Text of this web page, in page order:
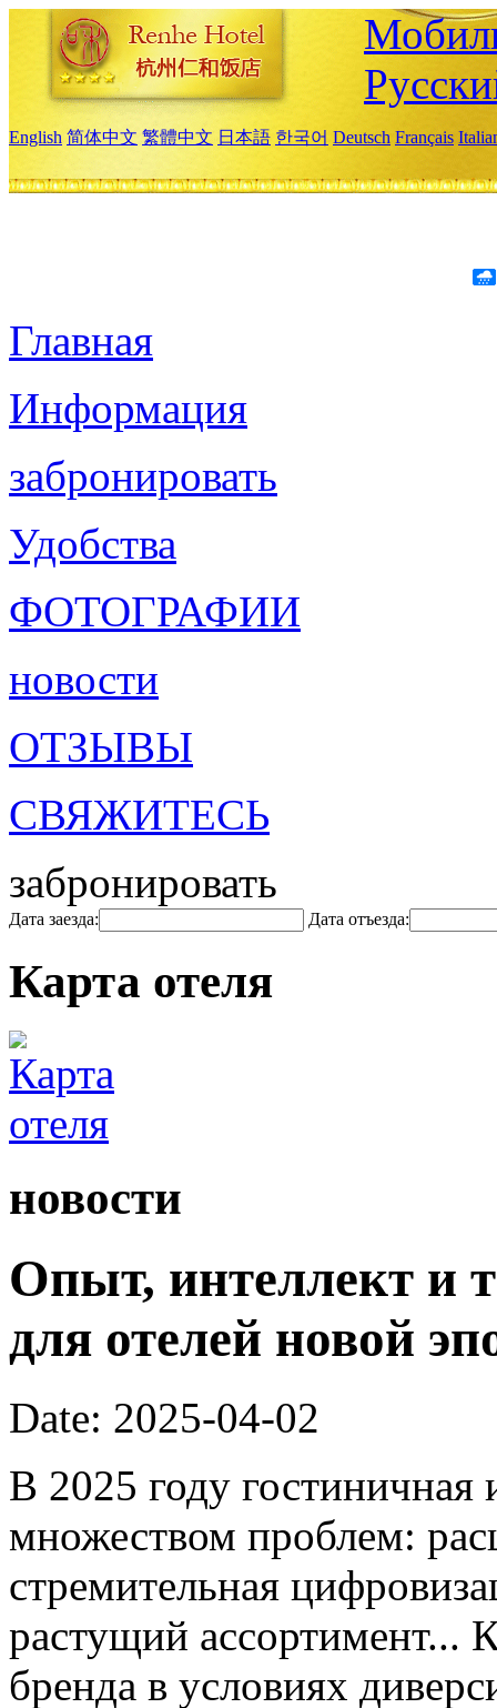
English 简体中文 繁體中文 日本語 한국어 Deutsch Français
Главная
Информация
забронировать
Удобства
ФОТОГРАФИИ
новости
ОТЗЫВЫ
СВЯЖИТЕСЬ
забронировать
Дата заезда: Дата отъезда:
Карта отеля
новости
Опыт, интеллект и
для отелей новой
Date: 2025-04-02
В 2025 году гостиничная
множеством проблем:
стремительная
растущий ассортимент...
бренда в условиях